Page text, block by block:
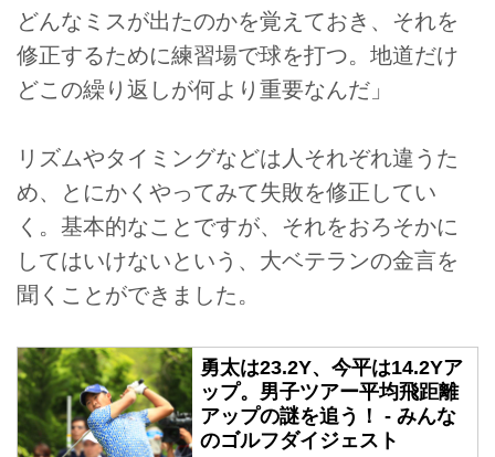
どんなミスが出たのかを覚えておき、それを
修正するために練習場で球を打つ。地道だけ
どこの繰り返しが何より重要なんだ」
リズムやタイミングなどは人それぞれ違うた
め、とにかくやってみて失敗を修正してい
く。基本的なことですが、それをおろそかに
してはいけないという、大ベテランの金言を
聞くことができました。
勇太は23.2Y、今平は14.2Yア
ップ。男子ツアー平均飛距離
アップの謎を追う！ - みんな
のゴルフダイジェスト